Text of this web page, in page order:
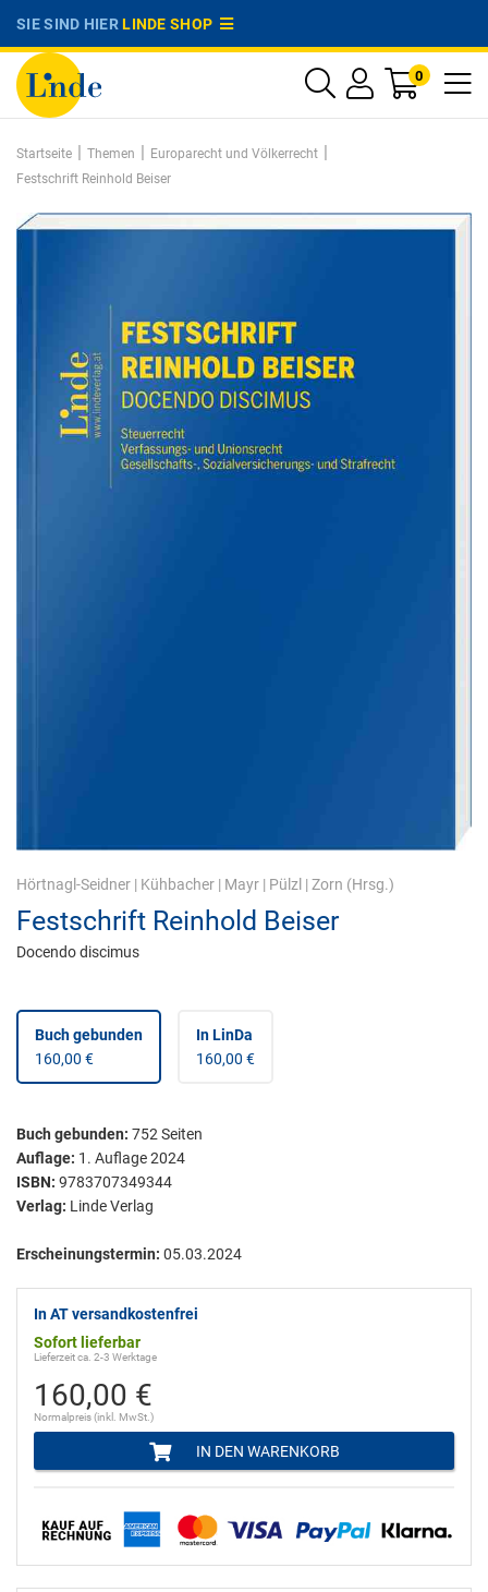
SIE SIND HIERLINDE SHOP
0
Startseite | Themen | Europarecht und Völkerrecht |
Festschrift Reinhold Beiser
Hörtnagl-Seidner | Kühbacher | Mayr | Pülzl | Zorn (Hrsg.)
Festschrift Reinhold Beiser
Docendo discimus
Buch gebunden
160,00 €
In LinDa
160,00 €
Buch gebunden: 752 Seiten
Auflage: 1. Auflage 2024
ISBN: 9783707349344
Verlag: Linde Verlag
Erscheinungstermin: 05.03.2024
In AT versandkostenfrei
Sofort lieferbar
Lieferzeit ca. 2-3 Werktage
160,00 €
Normalpreis (inkl. MwSt.)
IN DEN WARENKORB